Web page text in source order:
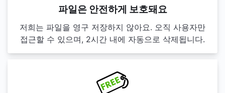
파일은 안전하게 보호돼요
저희는 파일을 영구 저장하지 않아요. 오직 사용자만
접근할 수 있으며, 2시간 내에 자동으로 삭제됩니다.